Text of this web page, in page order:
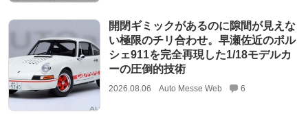
開閉ギミックがあるのに隙間が見えな
い極限のチリ合わせ。早瀬佐近のポル
シェ911を完全再現した1/18モデルカ
ーの圧倒的技術
2026.08.06 Auto Messe Web 6